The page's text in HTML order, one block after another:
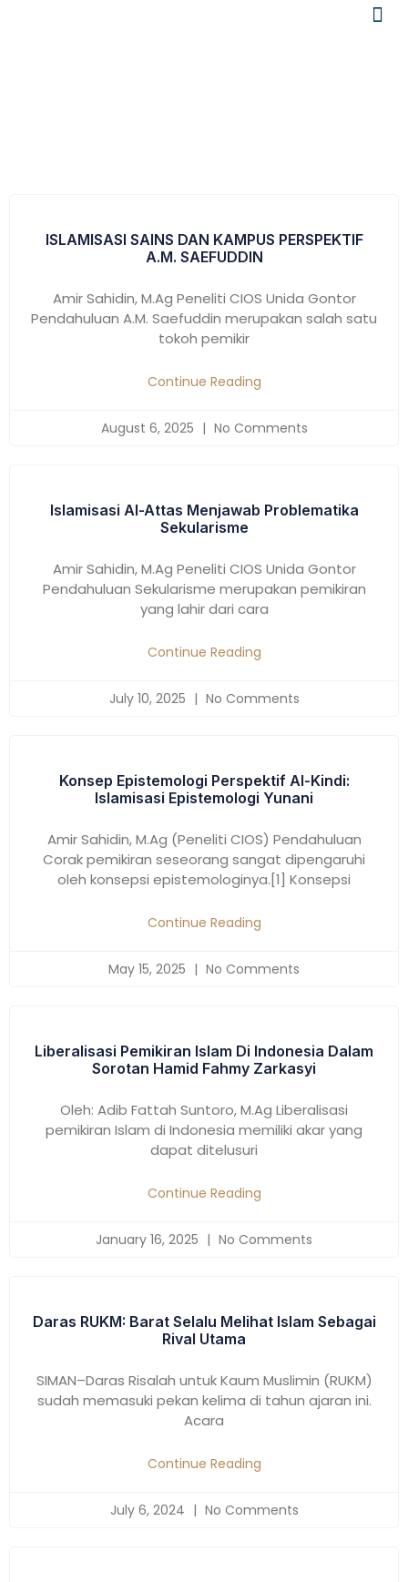
ISLAMISASI SAINS DAN KAMPUS PERSPEKTIF
A.M. SAEFUDDIN
Amir Sahidin, M.Ag Peneliti CIOS Unida Gontor
Pendahuluan A.M. Saefuddin merupakan salah satu
tokoh pemikir
Continue Reading
August 6, 2025 No Comments
Islamisasi Al-Attas Menjawab Problematika
Sekularisme
Amir Sahidin, M.Ag Peneliti CIOS Unida Gontor
Pendahuluan Sekularisme merupakan pemikiran
yang lahir dari cara
Continue Reading
July 10, 2025 No Comments
Konsep Epistemologi Perspektif Al-Kindi:
Islamisasi Epistemologi Yunani
Amir Sahidin, M.Ag (Peneliti CIOS) Pendahuluan
Corak pemikiran seseorang sangat dipengaruhi
oleh konsepsi epistemologinya.[1] Konsepsi
Continue Reading
May 15, 2025 No Comments
Liberalisasi Pemikiran Islam Di Indonesia Dalam
Sorotan Hamid Fahmy Zarkasyi
Oleh: Adib Fattah Suntoro, M.Ag Liberalisasi
pemikiran Islam di Indonesia memiliki akar yang
dapat ditelusuri
Continue Reading
January 16, 2025 No Comments
Daras RUKM: Barat Selalu Melihat Islam Sebagai
Rival Utama
SIMAN–Daras Risalah untuk Kaum Muslimin (RUKM)
sudah memasuki pekan kelima di tahun ajaran ini.
Acara
Continue Reading
July 6, 2024 No Comments